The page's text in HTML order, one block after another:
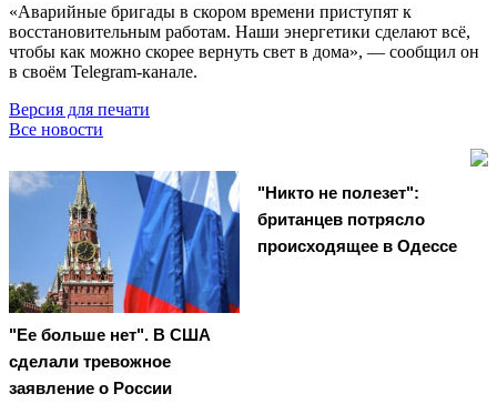
«Аварийные бригады в скором времени приступят к
восстановительным работам. Наши энергетики сделают всё,
чтобы как можно скорее вернуть свет в дома», — сообщил он
в своём Telegram-канале.
Версия для печати
Все новости
"Ее больше нет". В США
сделали тревожное
заявление о России
"Никто не полезет":
британцев потрясло
происходящее в Одессе